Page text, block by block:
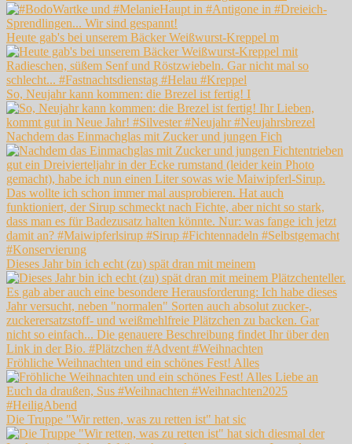
Heute gab's bei unserem Bäcker Weißwurst-Kreppel m
So, Neujahr kann kommen: die Brezel ist fertig! I
Nachdem das Einmachglas mit Zucker und jungen Fich
Dieses Jahr bin ich echt (zu) spät dran mit meinem
Fröhliche Weihnachten und ein schönes Fest! Alles
Die Truppe "Wir retten, was zu retten ist" hat sic